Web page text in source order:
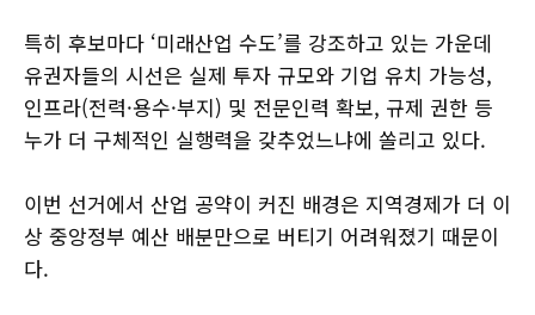
특히 후보마다 ‘미래산업 수도’를 강조하고 있는 가운데
유권자들의 시선은 실제 투자 규모와 기업 유치 가능성,
인프라(전력·용수·부지) 및 전문인력 확보, 규제 권한 등
누가 더 구체적인 실행력을 갖추었느냐에 쏠리고 있다.
이번 선거에서 산업 공약이 커진 배경은 지역경제가 더 이
상 중앙정부 예산 배분만으로 버티기 어려워졌기 때문이
다.